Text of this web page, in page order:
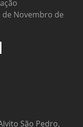
de Novembro de
São Pedro,